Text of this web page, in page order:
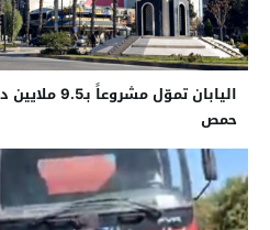
اليابان تموّل
حمص